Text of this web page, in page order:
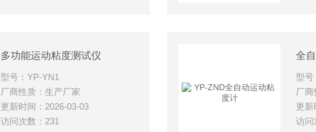
多功能运动粘度测试仪
型号：YP-YN1
厂商性质：生产厂家
更新时间：2026-03-03
访问次数：231
全
型号
厂
更新
访问